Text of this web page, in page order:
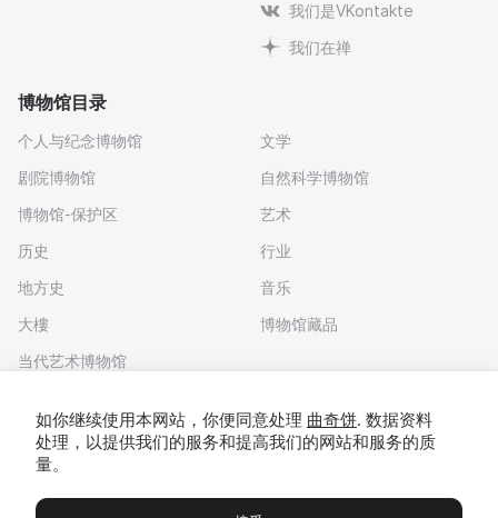
我们是VKontakte
我们在禅
博物馆目录
个人与纪念博物馆
剧院博物馆
博物馆-保护区
历史
地方史
大樓
当代艺术博物馆
文学
自然科学博物馆
艺术
行业
音乐
博物馆藏品
如你继续使用本网站，你便同意处理 曲奇饼. 数据资料
处理，以提供我们的服务和提高我们的网站和服务的质
量。